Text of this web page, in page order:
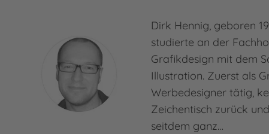
Dirk Hennig, geboren
studierte an der
Grafikdesign mit dem
Illustration. Zuerst als
Werbedesigner tätig,
Zeichentisch zurück
seitdem ganz…